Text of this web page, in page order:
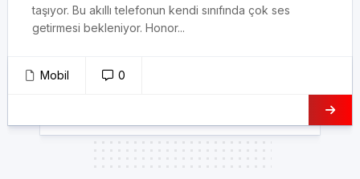
taşıyor. Bu akıllı telefonun kendi sınıfında çok ses
getirmesi bekleniyor. Honor...
Mobil 0